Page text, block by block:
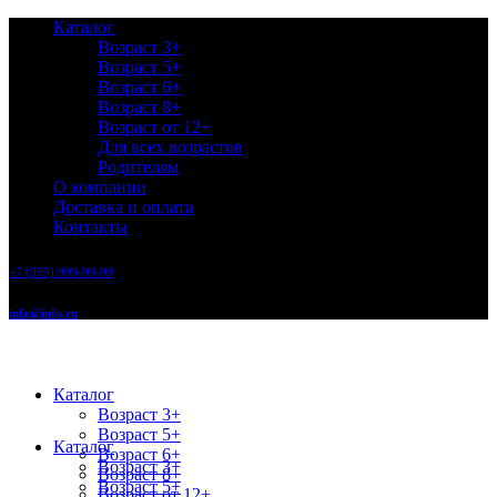
Каталог
Возраст 3+
Возраст 5+
Возраст 6+
Возраст 8+
Возраст от 12+
Для всех возрастов
Родителям
О компании
Доставка и оплата
Контакты
+7 (999) 999-99-99
info@info.ru
Каталог
Возраст 3+
Возраст 5+
Возраст 6+
Возраст 8+
Каталог
Возраст 3+
Возраст 5+